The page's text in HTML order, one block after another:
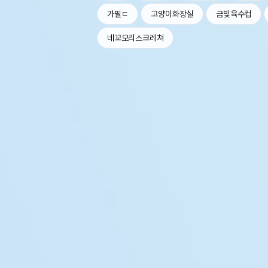
가필ㄷ 고양이화장실 금빛육수컵
네꼬모리스크레쳐